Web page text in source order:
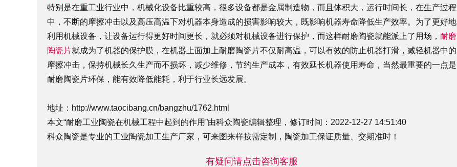
特别是在重工业行业中，机械化设备比重较高，很多设备都是金属制造物，而且体积大，运行时间长，在生产过程
中，不断的摩擦冲击以及高压高温下对机器本身造成的损害影响较大，既影响机器寿命降低生产效率。为了更好地
利用机械设备，让设备运行得更好时间更长，就必须对机械设备进行保护，而这样耐磨陶瓷就能派上了用场， 耐磨
陶瓷片就成为了机器的保护膜，在机器上面加上耐磨陶瓷片不仅耐高温，可以有效的防止机器打滑，减轻机器中的
摩擦冲击，保持机械长久生产而不损坏，减少维修，节约生产成本，有效延长机器使用寿命，当然最重要的一点是
耐磨陶瓷片环保，能有效降低能耗，利于行业长远发展。
地址： http://www.taocibang.cn/bangzhu/1762.html
本文“耐磨工业陶瓷在机械工程中起到的作用”由科众陶瓷编辑整理，修订时间：2022-12-27 14:51:40
科众陶瓷是专业的工业陶瓷加工生产厂家，可来图来样按需定制， 陶瓷加工保证质量、交期准时！
有疑问请点击咨询客服